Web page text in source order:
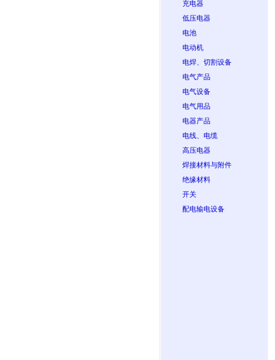
充电器
低压电器
电池
电动机
电焊、切割设备
电气产品
电气设备
电气用品
电器产品
电线、电缆
高压电器
焊接材料与附件
绝缘材料
开关
配电输电设备